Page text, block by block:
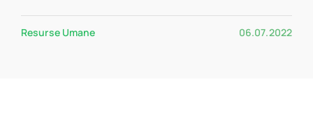
CatalogResurse Umane 06.07.2022